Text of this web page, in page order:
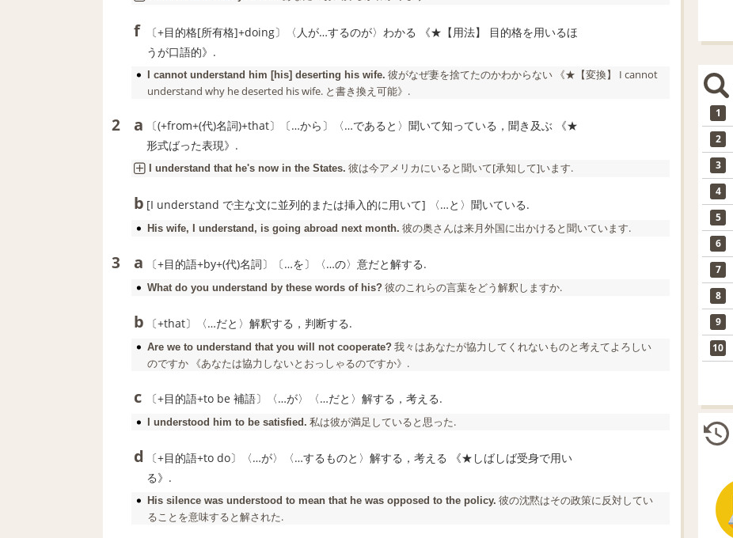
f 〔+目的格[所有格]+doing〕〈人が…するのが〉わかる 《★ 【用法】
目的格を用いるほ
うが口語的》.
I cannot understand him [his] deserting his wife. 彼がなぜ妻を捨てたのかわからない 《★ 【変換】
I cannot
understand why he deserted his wife. と書き換え可能》.
2 a
〔(+from+(代)名詞)+that〕〔…から〕〈…であると〉聞いて知っている，聞き及ぶ 《★
形式ばった表現》.
understand that he's now in the States. 彼は今アメリカにいると聞いて[承知して]います.
b [I understand で主な文に並列的または挿入的に用いて] 〈…と〉聞いている.
His wife, I understand , is going abroad next month. 彼の奥さんは来月外国に出かけると聞いています.
3 a 〔+目的語+by+(代)名詞〕〔…を〕〈…の〉意だと解する.
What do you understand by these words of his? 彼のこれらの言葉をどう解釈しますか.
b 〔+that〕〈…だと〉解釈する，判断する.
Are we to understand that you will not cooperate? 我々はあなたが協力してくれないものと考えてよろしい
のですか 《あなたは協力しないとおっしゃるのですか》.
c 〔+目的語+to be 補語〕〈…が〉〈…だと〉解する，考える.
understood him to be satisfied. 私は彼が満足していると思った.
d
〔+目的語+to do〕〈…が〉〈…するものと〉解する，考える 《★しばしば受身で用い
る》.
His silence was understood to mean that he was opposed to the policy. 彼の沈黙はその政策に反対してい
ることを意味すると解された.
1
2
3
4
5
6
7
8
9
10